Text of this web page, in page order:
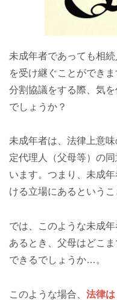
未成年者であっても相
を受け継ぐことができ
分割協議をする際、気
でしょうか？
未成年者は、法律上意
定代理人（父母等）の
います。つまり、未成
ける立場にあるというこ
では、このような未成
あるとき、父母はどこ
できるでしょうか…。
このような場合、 法律